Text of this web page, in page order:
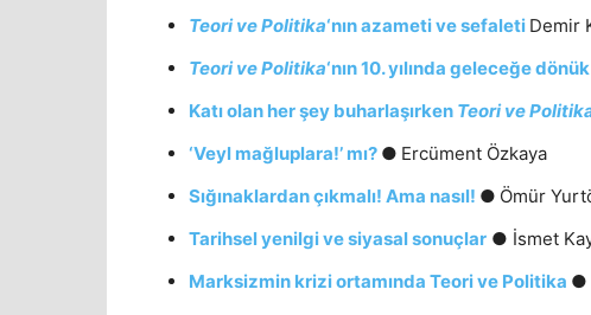
Teori ve Politika‘nın azameti ve sefaleti Demir
Teori ve Politika‘nın 10. yılında geleceğe
Katı olan her şey buharlaşırken Teori ve
‘Veyl mağluplara!’ mı? ● Ercüment Özkaya
Sığınaklardan çıkmalı! Ama nasıl! ● Ömür
Tarihsel yenilgi ve siyasal sonuçlar ● İsmet
Marksizmin krizi ortamında Teori ve Politika ●